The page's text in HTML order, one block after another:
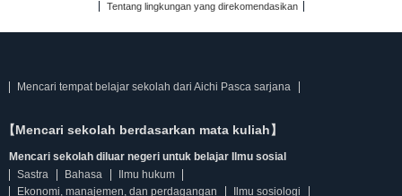
Tentang lingkungan yang direkomendasikan
Mencari tempat belajar sekolah dari Aichi Pasca sarjana
【Mencari sekolah berdasarkan mata kuliah】
Mencari sekolah diluar negeri untuk belajar Ilmu sosial
Sastra
Bahasa
Ilmu hukum
Ekonomi, manajemen, dan perdagangan
Ilmu sosiologi